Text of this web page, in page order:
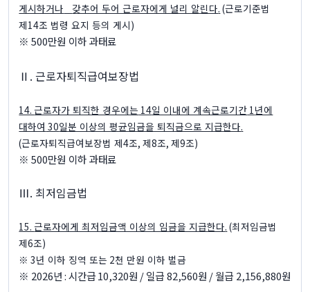
게시하거나
갖추어 두어 근로자에게 널리 알린다. (근로기준법
제14조 법령 요지 등의 게시)
※ 500만원 이하 과태료
Ⅱ .근로자퇴직급여보장법
14.근로자가 퇴직한 경우에는 14일 이내에 계속근로기간 1 년에
대하여 30일분 이상의 평균임금을 퇴직금으로 지급한다.
(근로자퇴직급여보장법 제4조,제8조,제9조)
※ 500만원 이하 과태료
Ⅲ. 최저임금법
15.근로자에게 최저임금액 이상의 임금을 지급한다. (최저임금법
제6조)
※ 3년 이하 징역 또는 2천 만원 이하 벌금
※ 2026년:시간급10,320원 /일급82,560원 /월급 2,156,880원